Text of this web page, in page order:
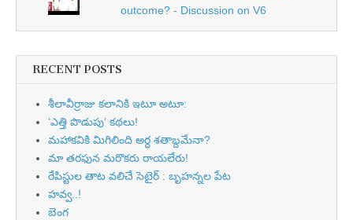
outcome? - Discussion on V6
RECENT POSTS
శీలావీర్రాజు కలానికి ఇటూ అటూ:
‘ఎత్తి పొడుపు’ కథలు!
మహాకవికి మిగిలింది అర్ధ శతాబ్దమేనా?
మా తరఫున మరొకరు రాయలేరు!
రేపిస్టుల తాట వలిచే సెటైర్ : బృహన్నల పేట
హవ్వ..!
బెంగ